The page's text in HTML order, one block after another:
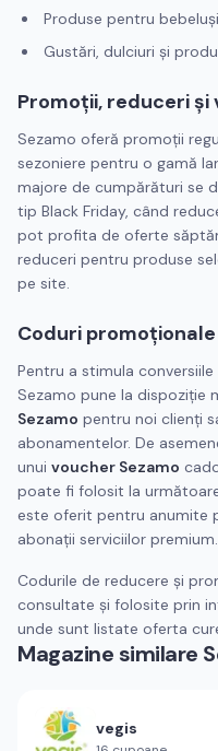
Produse pentru
Gustări, dulciuri și
Promoții, reduceri și
Sezamo oferă promoții
sezoniere pentru o gamă
majore de cumpărături se
tip Black Friday, când
pot profita de oferte
reduceri pentru produse
pe site.
Coduri
Pentru a stimula
Sezamo pune la dispoziție
Sezamo pentru noi clienți
abonamentelor. De
unui voucher Sezamo
poate fi folosit la
este oferit pentru anumite
abonații serviciilor premium.
Codurile de reducere și
consultate și folosite prin
unde sunt listate oferta
Magazine similare
vegis